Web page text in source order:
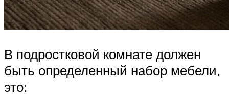
В подростковой комнате должен
быть определенный набор мебели,
это: